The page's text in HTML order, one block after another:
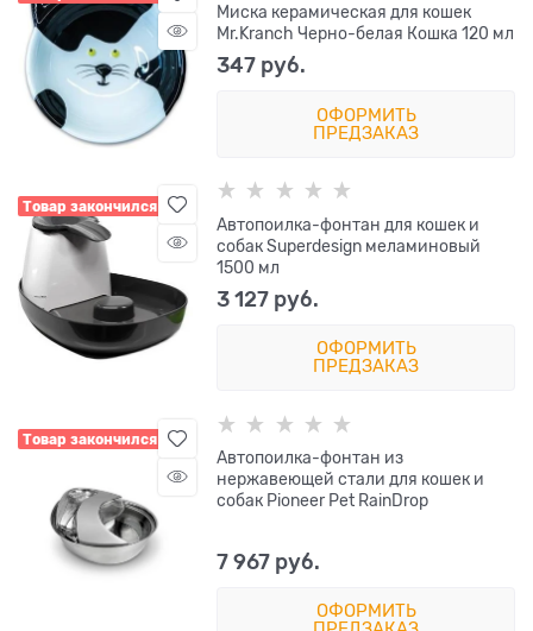
Миска керамическая для кошек
Mr.Kranch Черно-белая Кошка 120 мл
347 руб.
ОФОРМИТЬ
ПРЕДЗАКАЗ
Товар закончился
Автопоилка-фонтан для кошек и
собак Superdesign меламиновый
1500 мл
3 127 руб.
ОФОРМИТЬ
ПРЕДЗАКАЗ
Товар закончился
Автопоилка-фонтан из
нержавеющей стали для кошек и
собак Pioneer Pet RainDrop
7 967 руб.
ОФОРМИТЬ